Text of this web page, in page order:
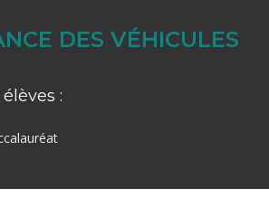
DES VÉHICULES
: